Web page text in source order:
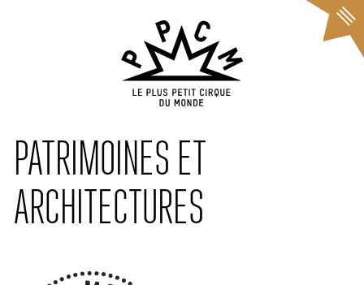
PATRIMOINES ET
ARCHITECTURES